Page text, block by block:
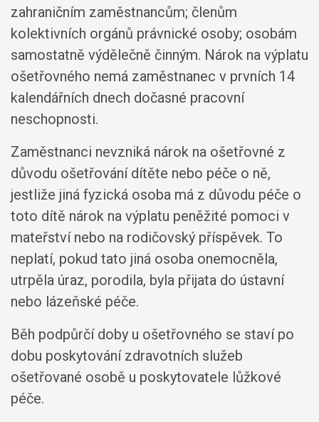
zahraničním zaměstnancům; členům
kolektivních orgánů právnické osoby; osobám
samostatně výdělečně činným. Nárok na výplatu
ošetřovného nemá zaměstnanec v prvních 14
kalendářních dnech dočasné pracovní
neschopnosti.
Zaměstnanci nevzniká nárok na ošetřovné z
důvodu ošetřování dítěte nebo péče o ně,
jestliže jiná fyzická osoba má z důvodu péče o
toto dítě nárok na výplatu peněžité pomoci v
mateřství nebo na rodičovský příspěvek. To
neplatí, pokud tato jiná osoba onemocněla,
utrpěla úraz, porodila, byla přijata do ústavní
nebo lázeňské péče.
Běh podpůrčí doby u ošetřovného se staví po
dobu poskytování zdravotních služeb
ošetřované osobě u poskytovatele lůžkové
péče.